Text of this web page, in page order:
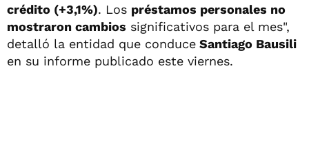
crédito (+3,1%). Los préstamos personales no
mostraron cambios significativos para el mes",
detalló la entidad que conduce Santiago Bausili
en su informe publicado este viernes.